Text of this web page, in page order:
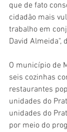
que de fato
cidadão mais
trabalho em
David Almeida",
O município de
seis cozinhas
restaurantes
unidades do
unidades do
por meio do